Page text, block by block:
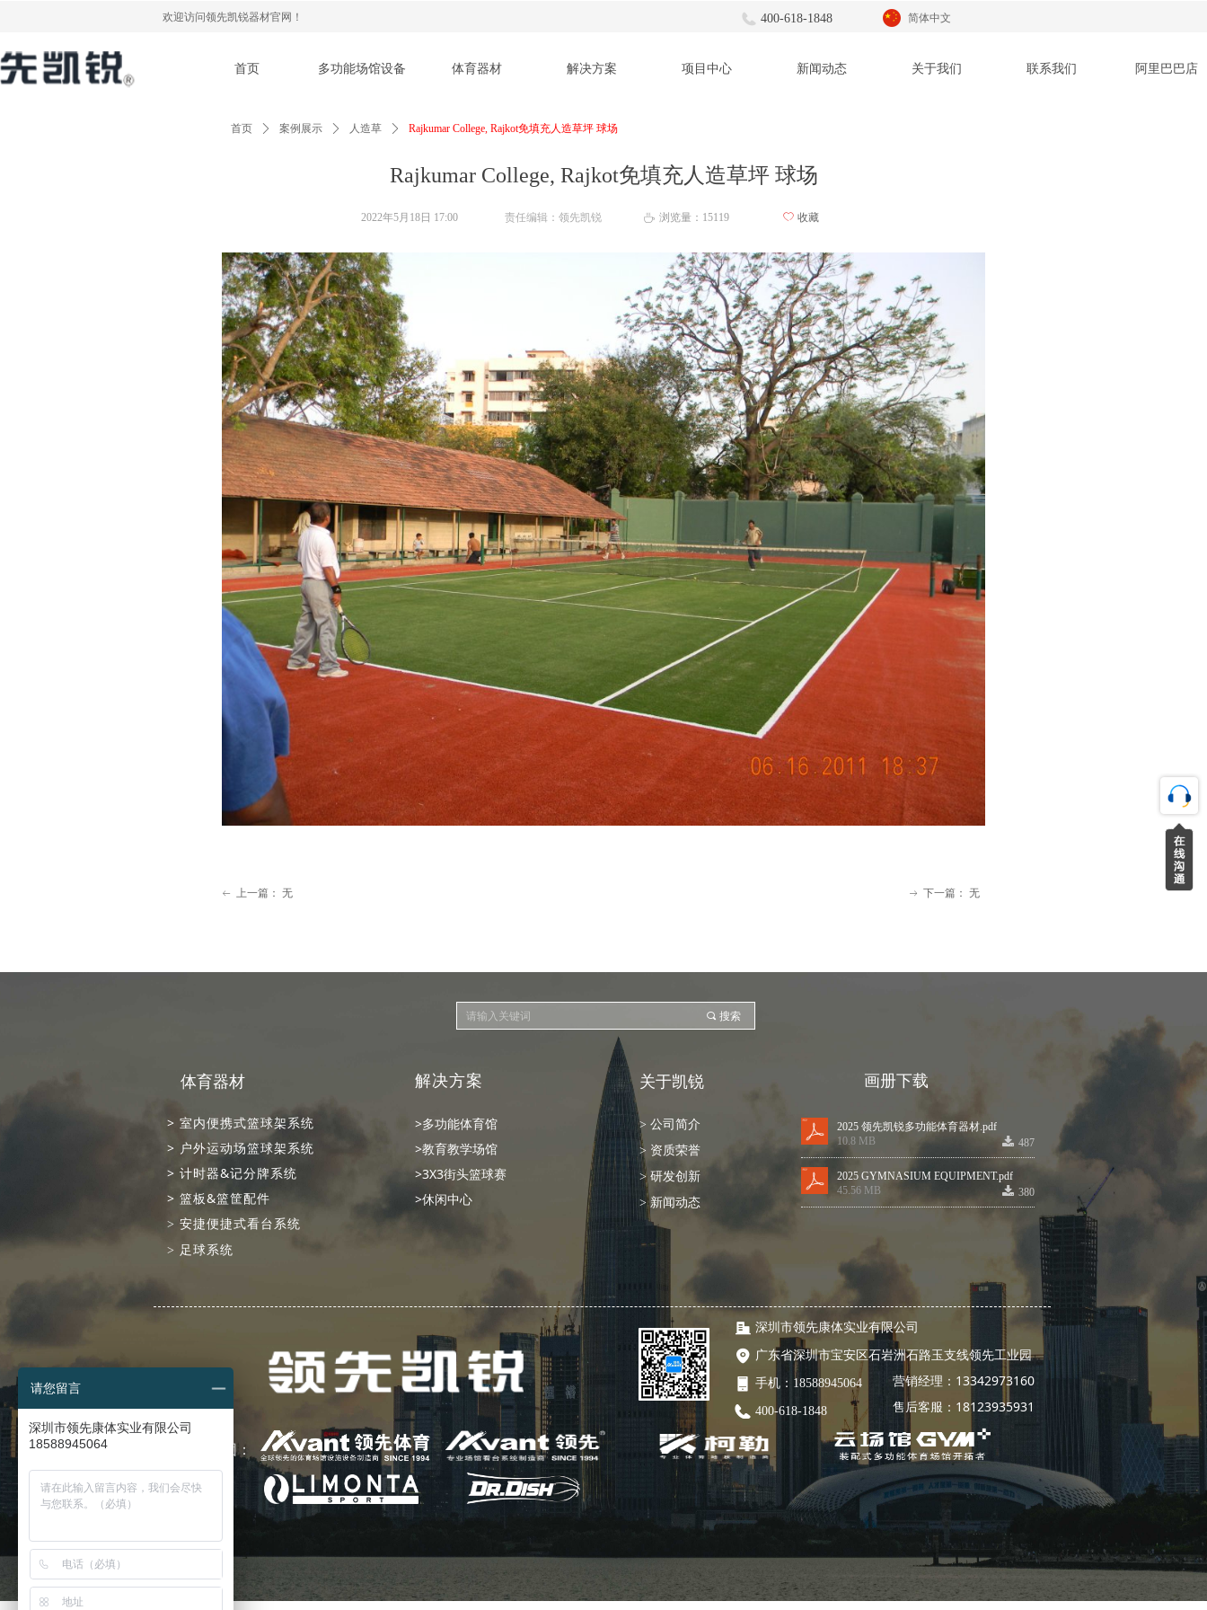
首页 多功能场馆设备 体育器材 解决方案 项目中心 新闻动态 关于我们 联系我们 阿里巴巴店
欢迎访问领先凯锐器材官网！ 简体中文
400-618-1848
Rajkumar College, Rajkot免填充人造草坪 球场
首页 ꄲ 案例展示 ꄲ 人造草 ꄲ Rajkumar College, Rajkot免填充人造草坪 球场
2022年5月18日 17:00 ꄘ 浏览量：15119 ꄀ 收藏
ꂃ 上一篇： 无 ꁹ 下一篇： 无
责任编辑：领先凯锐
끠 搜索
领先集团：
深圳市领先康体实业有限公司
广东省深圳市宝安区石岩洲石路玉支线领先工业园
手机： 18588945064
400-618-1848
画册下载
> 公司简介
> 资质荣誉
> 研发创新
> 新闻动态
关于凯锐
>多功能体育馆
>教育教学场馆
>3X3街头篮球赛
>休闲中心
解决方案
> 室内便携式篮球架系统
> 户外运动场篮球架系统
> 计时器&记分牌系统
> 篮板&篮筐配件
> 安捷便捷式看台系统
> 足球系统
体育器材
售后客服：18123935931
营销经理：13342973160
2025 领先凯锐多功能体育器材.pdf
끂 487
10.8 MB
2025 GYMNASIUM EQUIPMENT.pdf
끂 380
45.56 MB
请您留言
深圳市领先康体实业有限公司
18588945064